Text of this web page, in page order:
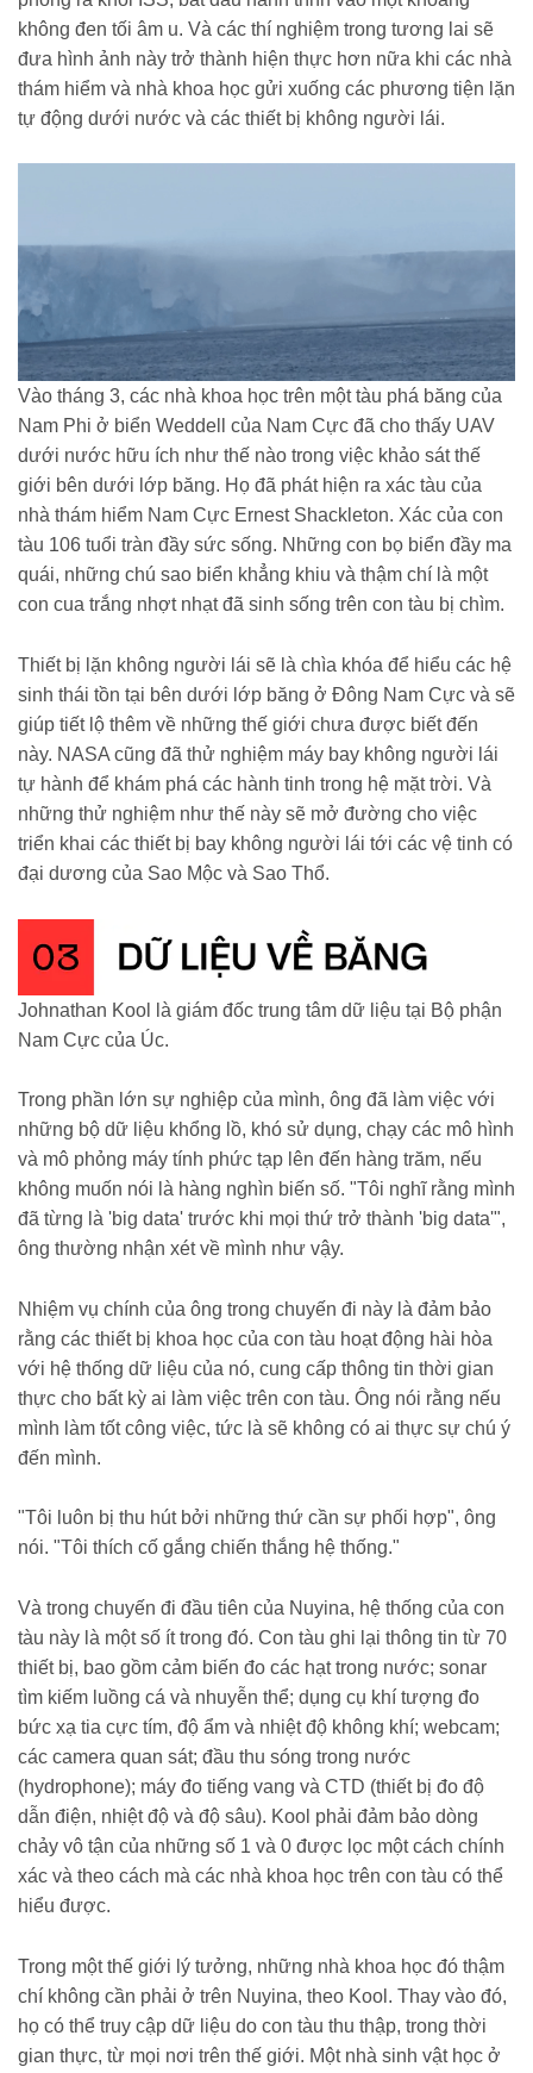
không đen tối âm u. Và các thí nghiệm trong tương lai sẽ
đưa hình ảnh này trở thành hiện thực hơn nữa khi các nhà
thám hiểm và nhà khoa học gửi xuống các phương tiện lặn
tự động dưới nước và các thiết bị không người lái.
Vào tháng 3, các nhà khoa học trên một tàu phá băng của
Nam Phi ở biển Weddell của Nam Cực đã cho thấy UAV
dưới nước hữu ích như thế nào trong việc khảo sát thế
giới bên dưới lớp băng. Họ đã phát hiện ra xác tàu của
nhà thám hiểm Nam Cực Ernest Shackleton. Xác của con
tàu 106 tuổi tràn đầy sức sống. Những con bọ biển đầy ma
quái, những chú sao biển khẳng khiu và thậm chí là một
con cua trắng nhợt nhạt đã sinh sống trên con tàu bị chìm.
Thiết bị lặn không người lái sẽ là chìa khóa để hiểu các hệ
sinh thái tồn tại bên dưới lớp băng ở Đông Nam Cực và sẽ
giúp tiết lộ thêm về những thế giới chưa được biết đến
này. NASA cũng đã thử nghiệm máy bay không người lái
tự hành để khám phá các hành tinh trong hệ mặt trời. Và
những thử nghiệm như thế này sẽ mở đường cho việc
triển khai các thiết bị bay không người lái tới các vệ tinh có
đại dương của Sao Mộc và Sao Thổ.
Johnathan Kool là giám đốc trung tâm dữ liệu tại Bộ phận
Nam Cực của Úc.
Trong phần lớn sự nghiệp của mình, ông đã làm việc với
những bộ dữ liệu khổng lồ, khó sử dụng, chạy các mô hình
và mô phỏng máy tính phức tạp lên đến hàng trăm, nếu
không muốn nói là hàng nghìn biến số. "Tôi nghĩ rằng mình
đã từng là 'big data' trước khi mọi thứ trở thành 'big data'",
ông thường nhận xét về mình như vậy.
Nhiệm vụ chính của ông trong chuyến đi này là đảm bảo
rằng các thiết bị khoa học của con tàu hoạt động hài hòa
với hệ thống dữ liệu của nó, cung cấp thông tin thời gian
thực cho bất kỳ ai làm việc trên con tàu. Ông nói rằng nếu
mình làm tốt công việc, tức là sẽ không có ai thực sự chú ý
đến mình.
"Tôi luôn bị thu hút bởi những thứ cần sự phối hợp", ông
nói. "Tôi thích cố gắng chiến thắng hệ thống."
Và trong chuyến đi đầu tiên của Nuyina, hệ thống của con
tàu này là một số ít trong đó. Con tàu ghi lại thông tin từ 70
thiết bị, bao gồm cảm biến đo các hạt trong nước; sonar
tìm kiếm luồng cá và nhuyễn thể; dụng cụ khí tượng đo
bức xạ tia cực tím, độ ẩm và nhiệt độ không khí; webcam;
các camera quan sát; đầu thu sóng trong nước
(hydrophone); máy đo tiếng vang và CTD (thiết bị đo độ
dẫn điện, nhiệt độ và độ sâu). Kool phải đảm bảo dòng
chảy vô tận của những số 1 và 0 được lọc một cách chính
xác và theo cách mà các nhà khoa học trên con tàu có thể
hiểu được.
Trong một thế giới lý tưởng, những nhà khoa học đó thậm
chí không cần phải ở trên Nuyina, theo Kool. Thay vào đó,
họ có thể truy cập dữ liệu do con tàu thu thập, trong thời
gian thực, từ mọi nơi trên thế giới. Một nhà sinh vật học ở